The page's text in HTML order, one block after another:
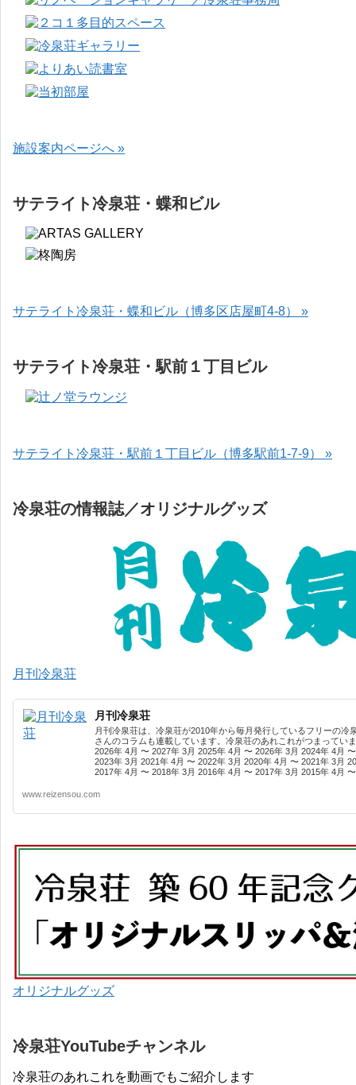
施設案内ページへ »
サテライト冷泉荘・蝶和ビル
サテライト冷泉荘・蝶和ビル（博多区店屋町4-8） »
サテライト冷泉荘・駅前１丁目ビル
サテライト冷泉荘・駅前１丁目ビル（博多駅前1-7-9） »
冷泉荘の情報誌／オリジナルグッズ
月刊冷泉荘
月刊冷泉荘
月刊冷泉荘は、冷泉荘が2010年から毎月発行しているフリーの
さんのコラムも連載しています。冷泉荘のあれこれがつまってい
2026年 4月 〜 2027年 3月 2025年 4月 〜 2026年 3月 2024年 4月
2023年 3月 2021年 4月 〜 2022年 3月 2020年 4月 〜 2021年 3月
2017年 4月 〜 2018年 3月 2016年 4月 〜 2017年 3月 2015年 4月
www.reizensou.com
オリジナルグッズ
冷泉荘YouTubeチャンネル
冷泉荘のあれこれを動画でもご紹介します